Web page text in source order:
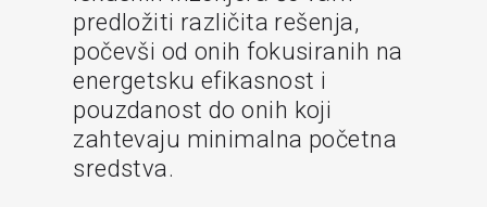
predložiti različita rešenja,
počevši od onih fokusiranih na
energetsku efikasnost i
pouzdanost do onih koji
zahtevaju minimalna početna
sredstva.